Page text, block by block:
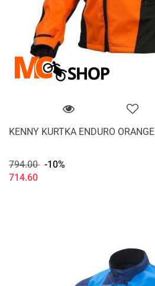
KENNY KURTKA ENDURO ORANGE
794.00 -10%
714.60